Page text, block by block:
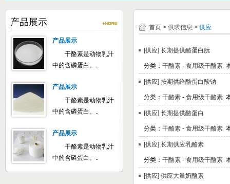
产品展示
产品展示
干酪素是动物乳汁
中的含磷蛋白。..
产品展示
干酪素是动物乳汁
中的含磷蛋白。..
产品展示
干酪素是动物乳汁
中的含磷蛋白。..
首页 > 供求信息 > 供应
[供应] 长期提供酪蛋白朊
分类： 干酪素 - 食用级干酪素
[供应] 按期供给酪蛋白酸钠
分类： 干酪素 - 食用级干酪素
[供应] 长期提供酪蛋白
分类： 干酪素 - 食用级干酪素
[供应] 长期供应乳酪素
分类： 干酪素 - 食用级干酪素
[供应] 供应大量奶酪素